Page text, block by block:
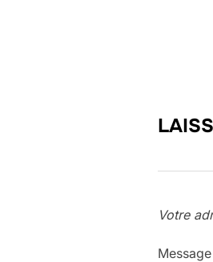
Votre